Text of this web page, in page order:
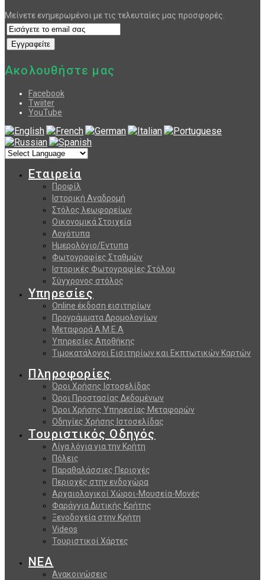
Μείνετε ενημερωμένοι με τις τελευταίες μας προσφορές.
Ακολουθήστε μας
Facebook
Twiiter
YouTube
Εταιρεία
Προφίλ
Ιστορική Αναδρομή
Στόλος λεωφορείων
Οικονομικά Στοιχεία
Λογότυπα
Ημερολόγιο/Εντυπα
Φωτογραφίες Σταθμών
Ιστορικές Φωτογραφίες Στόλου
Σύγχρονος στόλος
Υπηρεσίες
Online έκδοση εισιτηρίων
Προγράμματα Δρομολογίων
Μεταφορά Α.Μ.Ε.Α
Υπηρεσίες Αποθήκης
Τιμοκατάλογοι Εισιτηρίων και Εκπτωτικών Καρτών
Πληροφορίες
Όροι Χρήσης Ιστοσελίδας
Όροι Προστασίας Δεδομένων
Όροι Χρήσης Υπηρεσίας Μεταφορών
Οδηγίες Χρήσης Ιστοσελίδας
Τουριστικός Οδηγός
Λίγα λόγια για την Κρήτη
Πόλεις
Παραθαλάσσιες Περιοχές
Περιοχές στην ενδοχώρα
Αρχαιολογικοί Χώροι-Μουσεία-Μονές
Φαράγγια Δυτικής Κρήτης
Ξενοδοχεία στην Κρήτη
Videos
Τουριστικοί Χάρτες
ΝΕΑ
Ανακοινώσεις